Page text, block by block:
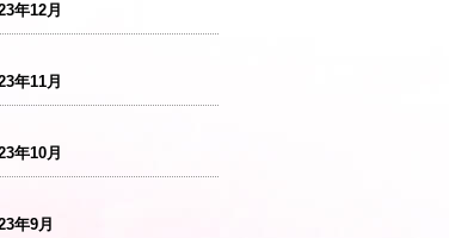
年12月
年11月
年10月
年9月